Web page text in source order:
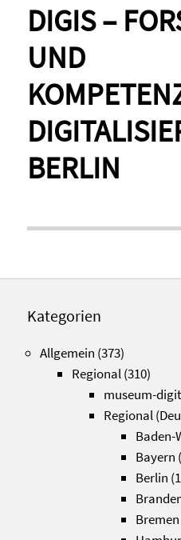
DIGIS –
UND
BERLIN
Kategorien
Allgemein (373)
Regional(310)
museum-
Regional
Baden-
Bayern
Berlin
Bremen